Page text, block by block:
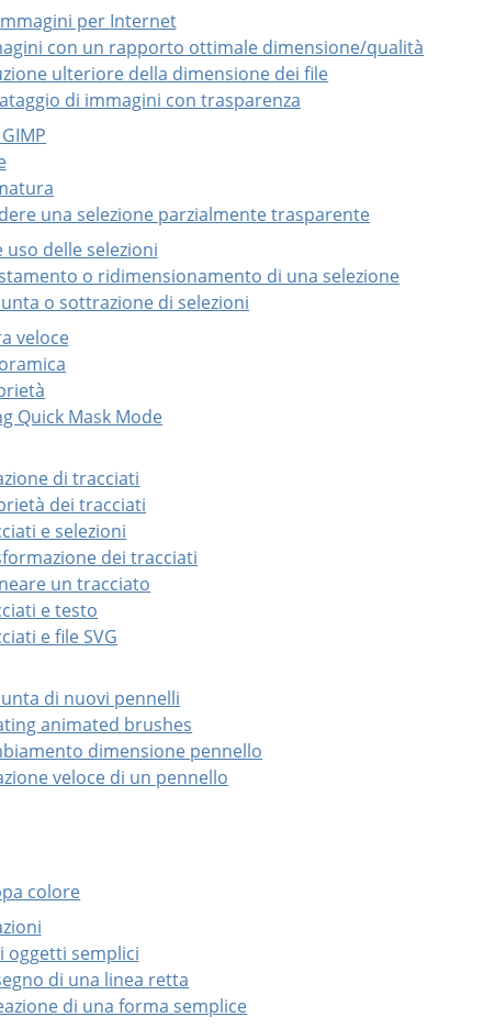
per Internet
con un rapporto ottimale dimensione/qualità
ulteriore della dimensione dei file
di immagini con trasparenza
una selezione parzialmente trasparente
uso delle selezioni
o ridimensionamento di una selezione
o sottrazione di selezioni
veloce
Quick Mask Mode
di tracciati
dei tracciati
e selezioni
dei tracciati
un tracciato
e testo
e fileSVG
di nuovi pennelli
animated brushes
dimensione pennello
veloce di un pennello
colore
oggetti semplici
di una linea retta
di una forma semplice